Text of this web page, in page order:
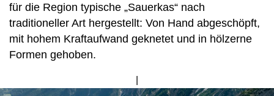
für die Region typische „Sauerkas“ nach
traditioneller Art hergestellt: Von Hand abgeschöpft,
mit hohem Kraftaufwand geknetet und in hölzerne
Formen gehoben.
Bild